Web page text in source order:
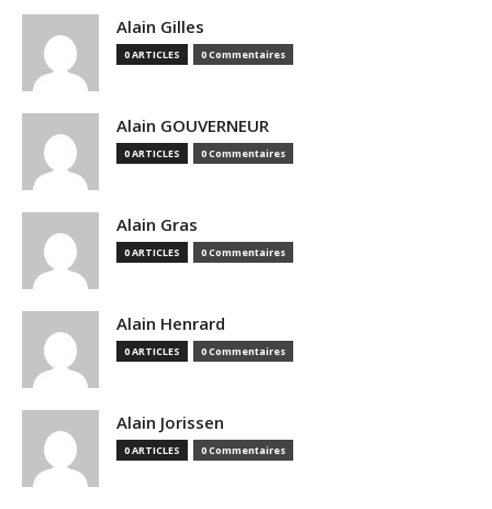
Alain Gilles
0 ARTICLES 0 Commentaires
Alain GOUVERNEUR
0 ARTICLES 0 Commentaires
Alain Gras
0 ARTICLES 0 Commentaires
Alain Henrard
0 ARTICLES 0 Commentaires
Alain Jorissen
0 ARTICLES 0 Commentaires